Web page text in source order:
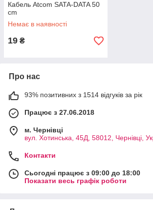
Кабель Atcom SATA-DATA 50
cm
Немає в наявності
19 ₴
Про нас
93% позитивних з 1514 відгуків за рік
Працює з 27.06.2018
м. Чернівці
вул. Хотинська, 45Д, 58012, Чернівці,
Контакти
Сьогодні працює з 09:00 до 18:00
Показати весь графік роботи